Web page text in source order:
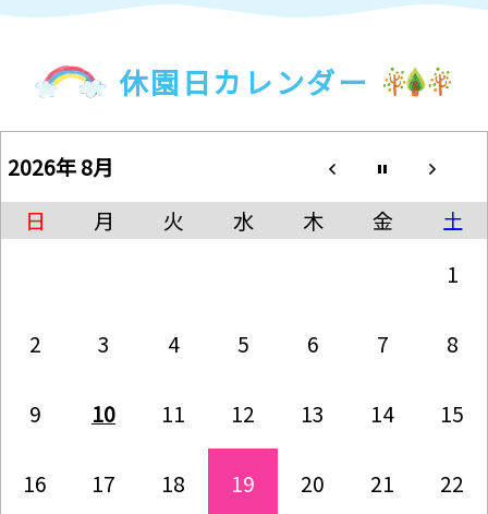
休園日カレンダー
2026年 8月
日
月 火 水 木 金
土
1
2 3 4 5 6 7 8
9 10 11 12 13 14 15
16 17 18 19 20 21 22